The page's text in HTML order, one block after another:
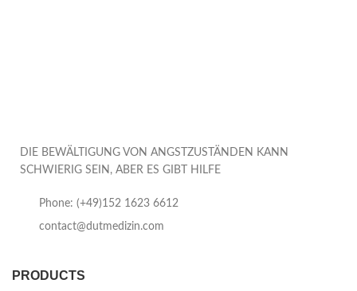
DIE BEWÄLTIGUNG VON ANGSTZUSTÄNDEN KANN
SCHWIERIG SEIN, ABER ES GIBT HILFE
Phone: (+49)152 1623 6612
contact@dutmedizin.com
PRODUCTS